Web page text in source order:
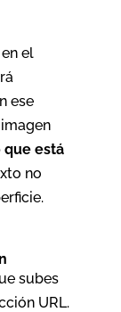
el
ese
está
no
subes
URL.